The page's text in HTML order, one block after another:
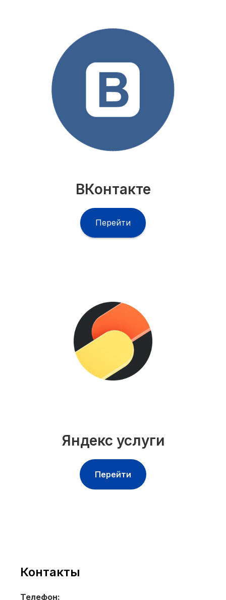
ВКонтакте
Перейти
Яндекс услуги
Перейти
Контакты
Телефон:
На Яндекс услугах и Профи
РЕКВИЗИТЫ